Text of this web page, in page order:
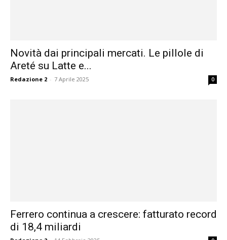
Novità dai principali mercati. Le pillole di
Areté su Latte e...
Redazione 2 - 7 Aprile 2025 0
Ferrero continua a crescere: fatturato record
di 18,4 miliardi